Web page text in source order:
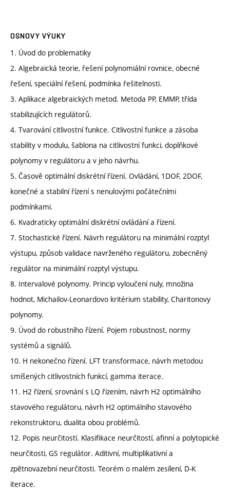
OSNOVY VÝUKY
1. Úvod do problematiky
2. Algebraická teorie, řešení polynomiální rovnice, obecné
řešení, speciální řešení, podmínka řešitelnosti.
3. Aplikace algebraických metod. Metoda PP, EMMP, třída
stabilizujících regulátorů.
4. Tvarování citlivostní funkce. Citlivostní funkce a zásoba
stability v modulu, šablona na citlivostní funkci, doplňkové
polynomy v regulátoru a v jeho návrhu.
5. Časově optimální diskrétní řízení. Ovládání, 1DOF, 2DOF,
konečné a stabilní řízení s nenulovými počátečními
podmínkami.
6. Kvadraticky optimální diskrétní ovládání a řízení.
7. Stochastické řízení. Návrh regulátoru na minimální rozptyl
výstupu, způsob validace navrženého regulátoru, zobecněný
regulátor na minimální rozptyl výstupu.
8. Intervalové polynomy. Princip vyloučení nuly, množina
hodnot, Michailov-Leonardovo kritérium stability, Charitonovy
polynomy.
9. Úvod do robustního řízení. Pojem robustnost, normy
systémů a signálů.
10. H nekonečno řízení. LFT transformace, návrh metodou
smíšených citlivostních funkcí, gamma iterace.
11. H2 řízení, srovnání s LQ řízením, návrh H2 optimálního
stavového regulátoru, návrh H2 optimálního stavového
rekonstruktoru, dualita obou problémů.
12. Popis neurčitostí. Klasifikace neurčitostí, afinní a polytopické
neurčitosti, GS regulátor. Aditivní, multiplikativní a
zpětnovazební neurčitosti. Teorém o malém zesílení, D-K
iterace.